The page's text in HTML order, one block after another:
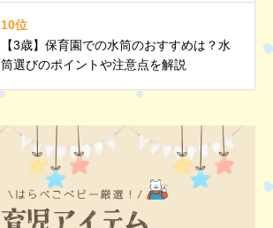
10位
【3歳】保育園での水筒のおすすめは？水
筒選びのポイントや注意点を解説